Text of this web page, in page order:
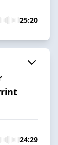
25:20
24:29